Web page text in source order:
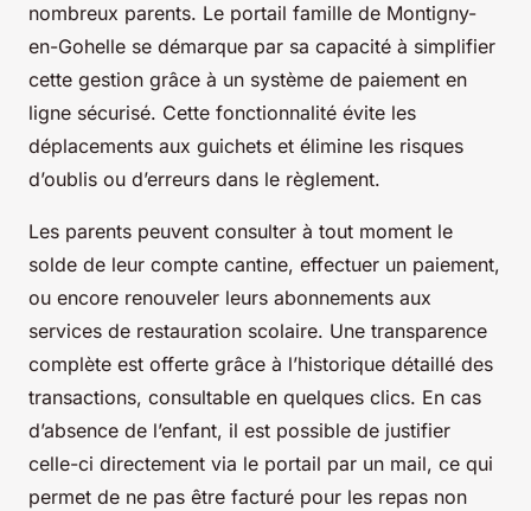
nombreux parents. Le portail famille de Montigny-
en-Gohelle se démarque par sa capacité à simplifier
cette gestion grâce à un système de paiement en
ligne sécurisé. Cette fonctionnalité évite les
déplacements aux guichets et élimine les risques
d’oublis ou d’erreurs dans le règlement.
Les parents peuvent consulter à tout moment le
solde de leur compte cantine, effectuer un paiement,
ou encore renouveler leurs abonnements aux
services de restauration scolaire. Une transparence
complète est offerte grâce à l’historique détaillé des
transactions, consultable en quelques clics. En cas
d’absence de l’enfant, il est possible de justifier
celle-ci directement via le portail par un mail, ce qui
permet de ne pas être facturé pour les repas non